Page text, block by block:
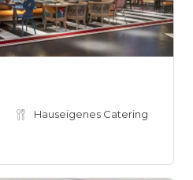
Hauseigenes Catering